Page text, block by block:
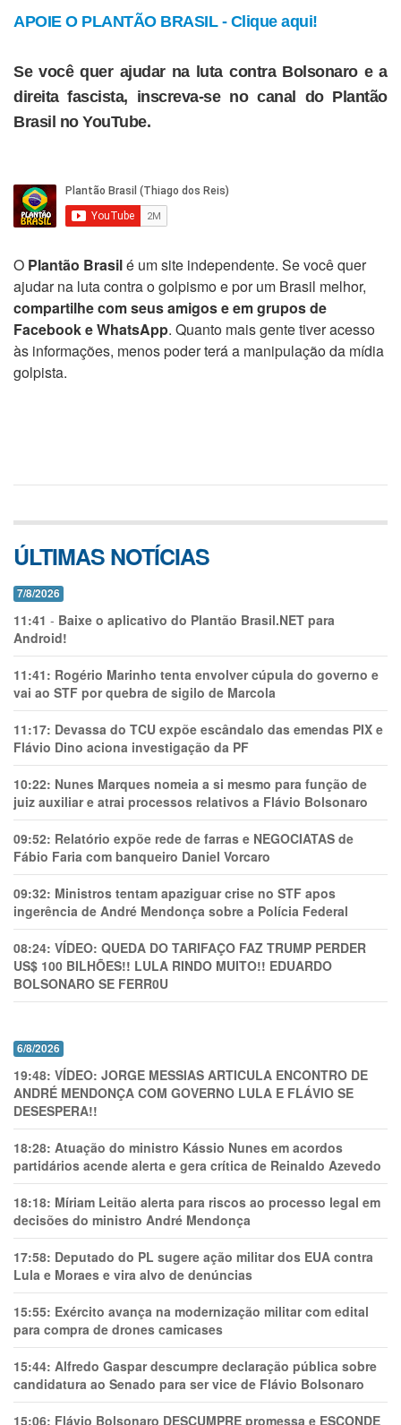
APOIE O PLANTÃO BRASIL - Clique aqui!
Se você quer ajudar na luta contra Bolsonaro e a
direita fascista, inscreva-se no canal do Plantão
Brasil no YouTube.
O Plantão Brasilé um site independente. Se você quer
ajudar na luta contra o golpismo e por um Brasil melhor,
compartilhe com seus amigos e em grupos de
Facebook e WhatsApp. Quanto mais gente tiver acesso
às informações, menos poder terá a manipulação da mídia
golpista.
ÚLTIMAS NOTÍCIAS
7/8/2026
11:41 - Baixe o aplicativo do Plantão Brasil.NET para
Android!
11:41: Rogério Marinho tenta envolver cúpula do governo e
vai ao STF por quebra de sigilo de Marcola
11:17: Devassa do TCU expõe escândalo das emendas PIX e
Flávio Dino aciona investigação da PF
10:22: Nunes Marques nomeia a si mesmo para função de
juiz auxiliar e atrai processos relativos a Flávio Bolsonaro
09:52: Relatório expõe rede de farras e NEGOCIATAS de
Fábio Faria com banqueiro Daniel Vorcaro
09:32: Ministros tentam apaziguar crise no STF apos
ingerência de André Mendonça sobre a Polícia Federal
08:24: VÍDEO: QUEDA DO TARIFAÇO FAZ TRUMP PERDER
US$ 100 BILHÕES!! LULA RINDO MUITO!! EDUARDO
BOLSONARO SE FERR0U
6/8/2026
19:48: VÍDEO: JORGE MESSIAS ARTICULA ENCONTRO DE
ANDRÉ MENDONÇA COM GOVERNO LULA E FLÁVIO SE
DESESPERA!!
18:28: Atuação do ministro Kássio Nunes em acordos
partidários acende alerta e gera crítica de Reinaldo Azevedo
18:18: Míriam Leitão alerta para riscos ao processo legal em
decisões do ministro André Mendonça
17:58: Deputado do PL sugere ação militar dos EUA contra
Lula e Moraes e vira alvo de denúncias
15:55: Exército avança na modernização militar com edital
para compra de drones camicases
15:44: Alfredo Gaspar descumpre declaração pública sobre
candidatura ao Senado para ser vice de Flávio Bolsonaro
15:06: Flávio Bolsonaro DESCUMPRE promessa e ESCONDE